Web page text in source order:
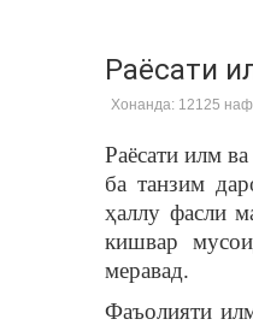
Раёсати
Хонанда: 12125
Раёсати илм
ба танзим
ҳаллу фасли
кишвар
меравад.
Фаъолияти